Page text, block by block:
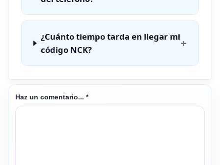
¿Cuánto tiempo tarda en llegar mi
código NCK?
+
Haz un comentario... *